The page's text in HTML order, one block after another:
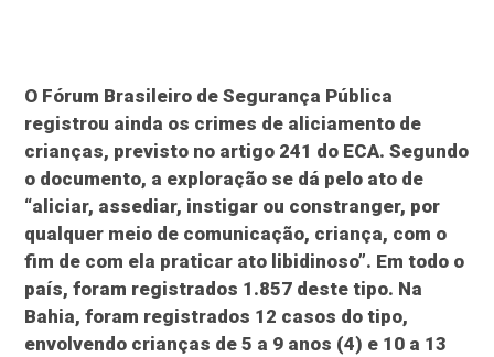
O Fórum Brasileiro de Segurança Pública
registrou ainda os crimes de aliciamento de
crianças, previsto no artigo 241 do ECA. Segundo
o documento, a exploração se dá pelo ato de
“aliciar, assediar, instigar ou constranger, por
qualquer meio de comunicação, criança, com o
fim de com ela praticar ato libidinoso”. Em todo o
país, foram registrados 1.857 deste tipo. Na
Bahia, foram registrados 12 casos do tipo,
envolvendo crianças de 5 a 9 anos (4) e 10 a 13